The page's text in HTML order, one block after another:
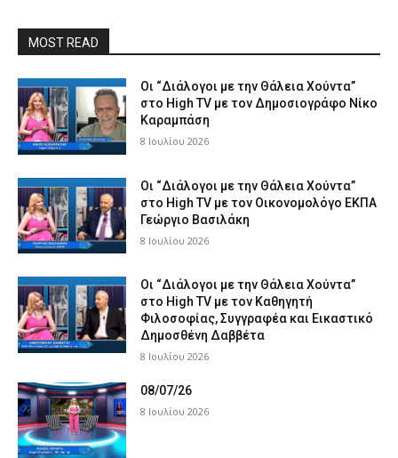
MOST READ
Οι “Διάλογοι με την Θάλεια Χούντα”
στο High TV με τον Δημοσιογράφο Νίκο
Καραμπάση
8 Ιουλίου 2026
Οι “Διάλογοι με την Θάλεια Χούντα”
στο High TV με τον Οικονομολόγο ΕΚΠΑ
Γεώργιο Βασιλάκη
8 Ιουλίου 2026
Οι “Διάλογοι με την Θάλεια Χούντα”
στο High TV με τον Καθηγητή
Φιλοσοφίας, Συγγραφέα και Εικαστικό
Δημοσθένη Δαββέτα
8 Ιουλίου 2026
08/07/26
8 Ιουλίου 2026